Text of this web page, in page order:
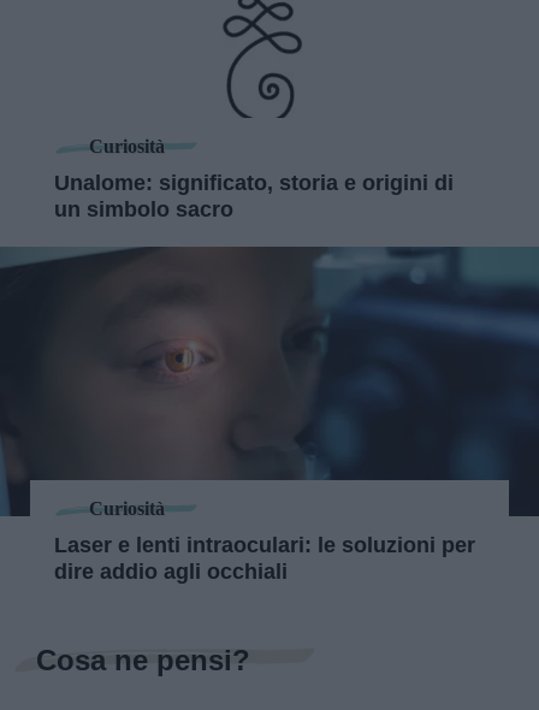
Curiosità
Unalome: significato, storia e origini di
un simbolo sacro
Curiosità
Laser e lenti intraoculari: le soluzioni per
dire addio agli occhiali
Cosa ne pensi?